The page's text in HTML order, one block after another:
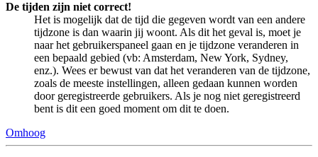
De tijden zijn niet correct!
Het is mogelijk dat de tijd die gegeven wordt van een andere
tijdzone is dan waarin jij woont. Als dit het geval is, moet je
naar het gebruikerspaneel gaan en je tijdzone veranderen in
een bepaald gebied (vb: Amsterdam, New York, Sydney,
enz.). Wees er bewust van dat het veranderen van de tijdzone,
zoals de meeste instellingen, alleen gedaan kunnen worden
door geregistreerde gebruikers. Als je nog niet geregistreerd
bent is dit een goed moment om dit te doen.
Omhoog